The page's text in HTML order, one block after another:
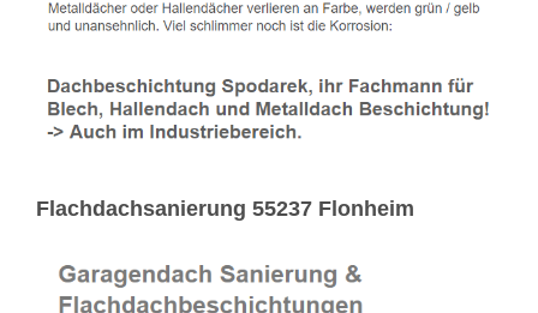
Flachdachsanierung 55237 Flonheim